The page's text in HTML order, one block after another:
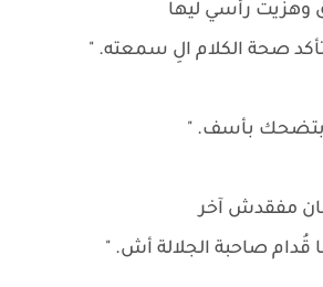
وهزيت رأسي ليها
صحة الكلام الِ سمعته. "
بتضحك بأسف. "
مفقدش آخر
قُدام صاحبة الجلالة أش. "